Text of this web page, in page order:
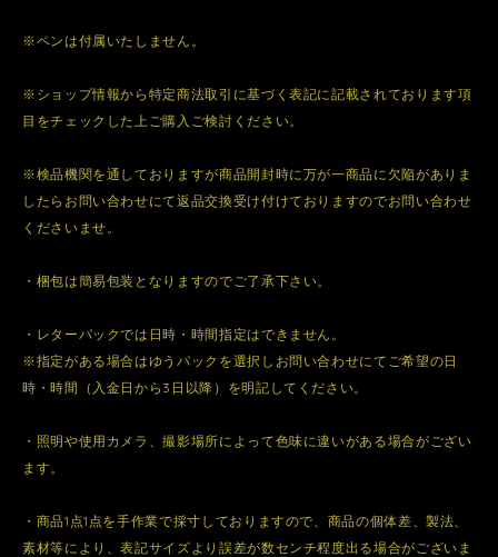
※ペンは付属いたしません。
※ショップ情報から特定商法取引に基づく表記に記載されております項
目をチェックした上ご購入ご検討ください。
※検品機関を通しておりますが商品開封時に万が一商品に欠陥がありま
したらお問い合わせにて返品交換受け付けておりますのでお問い合わせ
くださいませ。
・梱包は簡易包装となりますのでご了承下さい。
・レターパックでは日時・時間指定はできません。
※指定がある場合はゆうパックを選択しお問い合わせにてご希望の日
時・時間（入金日から3日以降）を明記してください。
・照明や使用カメラ、撮影場所によって色味に違いがある場合がござい
ます。
・商品1点1点を手作業で採寸しておりますので、商品の個体差、製法、
素材等により、表記サイズより誤差が数センチ程度出る場合がございま